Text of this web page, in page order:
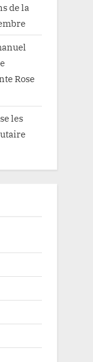
de la
Rose
les